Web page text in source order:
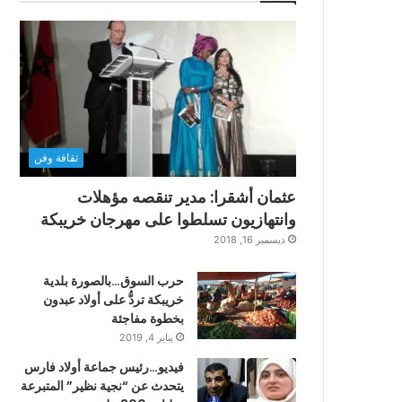
ثقافة وفن
عثمان أشقرا: مدير تنقصه مؤهلات
وانتهازيون تسلطوا على مهرجان خريبكة
ديسمبر 16, 2018
حرب السوق…بالصورة بلدية
خريبكة تردُّ على أولاد عبدون
بخطوة مفاجئة
يناير 4, 2019
فيديو…رئيس جماعة أولاد فارس
يتحدث عن “نجية نظير” المتبرعة